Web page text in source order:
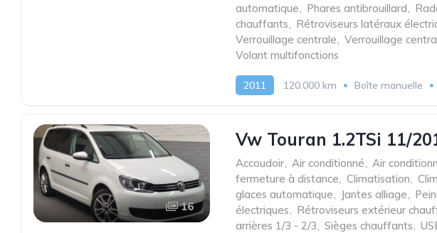
automatique, Phares antibrouillard,
chauffants, Rétroviseurs latéraux
Verrouillage centrale, Verrouillage
Volant multifonctions
2011 120.000 km Boîte manuelle
16
Vw Touran 1.2TSi 11/
Accoudoir, Air conditionné, Air
fermeture à distance, Climatisation,
glaces automatique, Jantes alliage,
électriques, Rétroviseurs extérieur
arrières 1/3 - 2/3, Sièges chauffants,